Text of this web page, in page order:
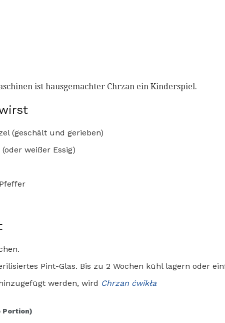
ist hausgemachter Chrzan ein Kinderspiel.
(geschält und gerieben)
(oder weißer Essig)
Pint-Glas. Bis zu 2 Wochen kühl lagern oder
werden, wird Chrzan ćwikła
Portion)